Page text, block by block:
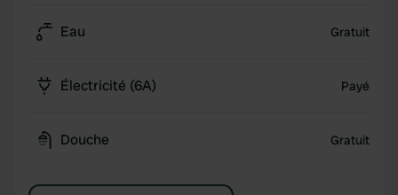
Eau Gratuit
Électricité (6A) Payé
Douche Gratuit